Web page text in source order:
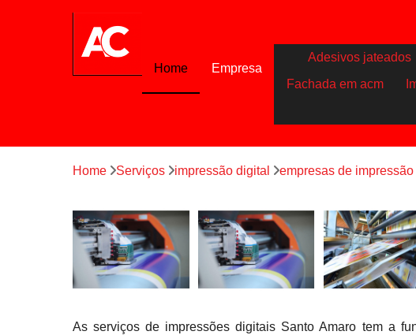
Home Empresa
Adesivos jateados
Fachada em acm
Home Serviços impressão digital empresas de impressão
As serviços de impressões digitais Santo Amaro tem a